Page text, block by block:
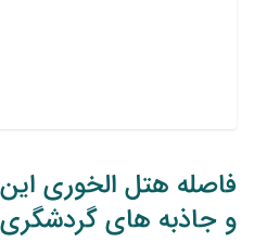
فاصله هتل الخوری
و جاذبه های